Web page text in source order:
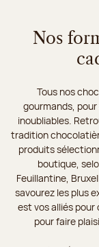
Nos
Tous nos
gourmands,
inoubliables.
tradition
produits
boutique,
Feuillantine,
savourez les plus
est vos alliés pour
pour faire